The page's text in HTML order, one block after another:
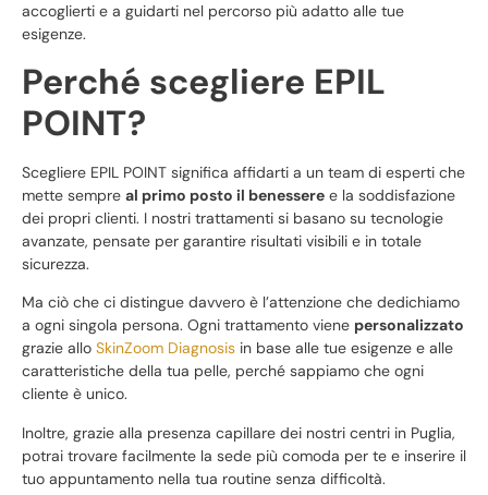
accoglierti e a guidarti nel percorso più adatto alle tue
esigenze.
Perché scegliere EPIL
POINT?
Scegliere EPIL POINT significa affidarti a un team di esperti che
mette sempre al primo posto il benessere e la soddisfazione
dei propri clienti. I nostri trattamenti si basano su tecnologie
avanzate, pensate per garantire risultati visibili e in totale
sicurezza.
Ma ciò che ci distingue davvero è l’attenzione che dedichiamo
a ogni singola persona. Ogni trattamento viene personalizzato
grazie allo SkinZoom Diagnosis in base alle tue esigenze e alle
caratteristiche della tua pelle, perché sappiamo che ogni
cliente è unico.
Inoltre, grazie alla presenza capillare dei nostri centri in Puglia,
potrai trovare facilmente la sede più comoda per te e inserire il
tuo appuntamento nella tua routine senza difficoltà.